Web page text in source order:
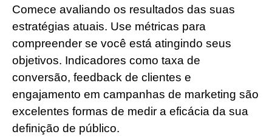
Comece avaliando os resultados das suas
estratégias atuais. Use métricas para
compreender se você está atingindo seus
objetivos. Indicadores como taxa de
conversão, feedback de clientes e
engajamento em campanhas de marketing são
excelentes formas de medir a eficácia da sua
definição de público.